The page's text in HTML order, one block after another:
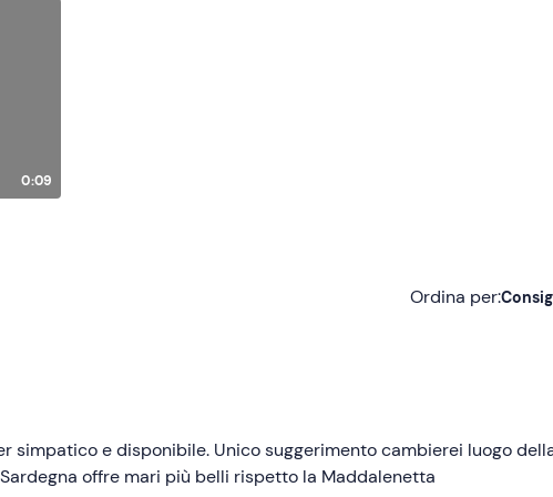
0:09
Ordina per:
Meno recenti
simpatico e disponibile. Unico suggerimento cambierei luogo
offre mari più belli rispetto la Maddalenetta